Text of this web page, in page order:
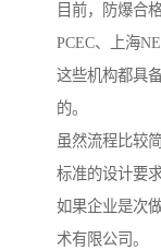
目前，防爆合
PCEC、上海
这些机构都具
的。
虽然流程比较
标准的设计要
如果企业是次
术有限公司。